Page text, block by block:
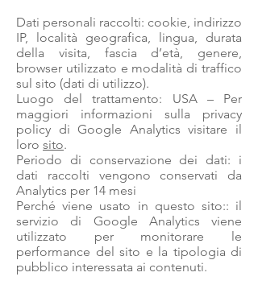
Dati personali raccolti: cookie, indirizzo
IP, località geografica, lingua, durata
della visita, fascia d’età, genere,
browser utilizzato e modalità di traffico
sul sito (dati di utilizzo).
Luogo del trattamento: USA – Per
maggiori informazioni sulla privacy
policy di Google Analytics visitare il
loro sito.
Periodo di conservazione dei dati: i
dati raccolti vengono conservati da
Analytics per 14 mesi
Perché viene usato in questo sito:: il
servizio di Google Analytics viene
utilizzato per monitorare le
performance del sito e la tipologia di
pubblico interessata ai contenuti.